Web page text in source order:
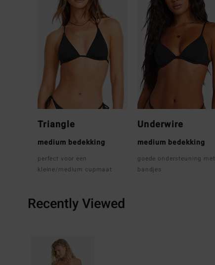
Triangle
medium bedekking
perfect voor een
kleine/medium cupmaat
Underwire
medium bedekking
goede ondersteuning met
bandjes
Recently Viewed